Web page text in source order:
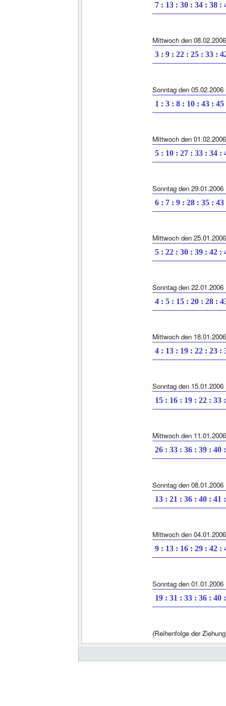
7 : 13 : 30 : 34 : 38 :
Mittwoch den 08.02.2006
3 : 9 : 22 : 25 : 33 :
Sonntag den 05.02.2006
1 : 3 : 8 : 10 : 43 : 45
Mittwoch den 01.02.2006
5 : 10 : 27 : 33 : 34 :
Sonntag den 29.01.2006
6 : 7 : 9 : 28 : 35 : 43
Mittwoch den 25.01.2006
5 : 22 : 30 : 39 : 42 :
Sonntag den 22.01.2006
4 : 5 : 15 : 20 : 28 :
Mittwoch den 18.01.2006
4 : 13 : 19 : 22 : 23 :
Sonntag den 15.01.2006
15 : 16 : 19 : 22 : 33
Mittwoch den 11.01.2006
26 : 33 : 36 : 39 : 40
Sonntag den 08.01.2006
13 : 21 : 36 : 40 : 41
Mittwoch den 04.01.2006
9 : 13 : 16 : 29 : 42 :
Sonntag den 01.01.2006
19 : 31 : 33 : 36 : 40
(Reihenfolge der